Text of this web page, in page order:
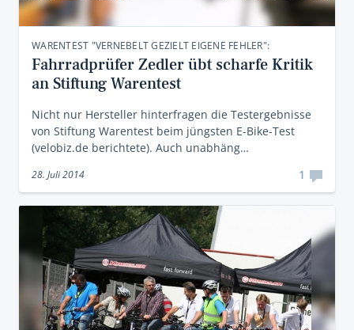
WARENTEST "VERNEBELT GEZIELT EIGENE FEHLER":
Fahrradprüfer Zedler übt scharfe Kritik
an Stiftung Warentest
Nicht nur Hersteller hinterfragen die Testergebnisse
von Stiftung Warentest beim jüngsten E-Bike-Test
(velobiz.de berichtete). Auch unabhäng…
28. Juli 2014 1